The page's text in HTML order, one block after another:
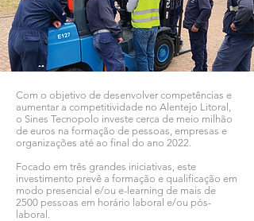
Com o objetivo de desenvolver competências e
aumentar a competitividade no Alentejo Litoral,
o Sines Tecnopolo investe cerca de meio milhão
de euros na formação de pessoas, empresas e
organizações até ao final do ano 2022.
Focado em três grandes iniciativas, este
investimento prevê a formação e qualificação em
modo presencial e/ou e-learning de mais de
2500 pessoas em horário laboral e/ou pós-
laboral.